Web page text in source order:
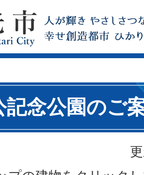
記念公園のご